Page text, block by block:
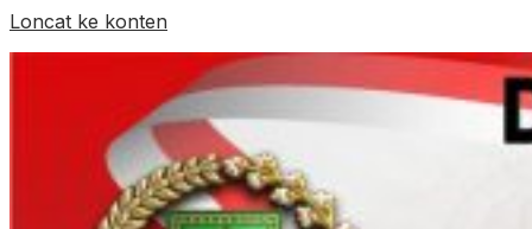
Loncat ke konten